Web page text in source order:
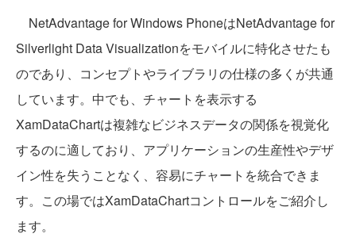
NetAdvantage for Windows PhoneはNetAdvantage for
Silverlight Data Visualizationをモバイルに特化させたも
のであり、コンセプトやライブラリの仕様の多くが共通
しています。中でも、チャートを表示する
XamDataChartは複雑なビジネスデータの関係を視覚化
するのに適しており、アプリケーションの生産性やデザ
イン性を失うことなく、容易にチャートを統合できま
す。この場ではXamDataChartコントロールをご紹介し
ます。